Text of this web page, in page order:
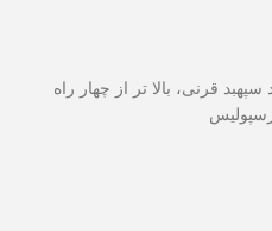
قرنی، بالا تر از چهار راه